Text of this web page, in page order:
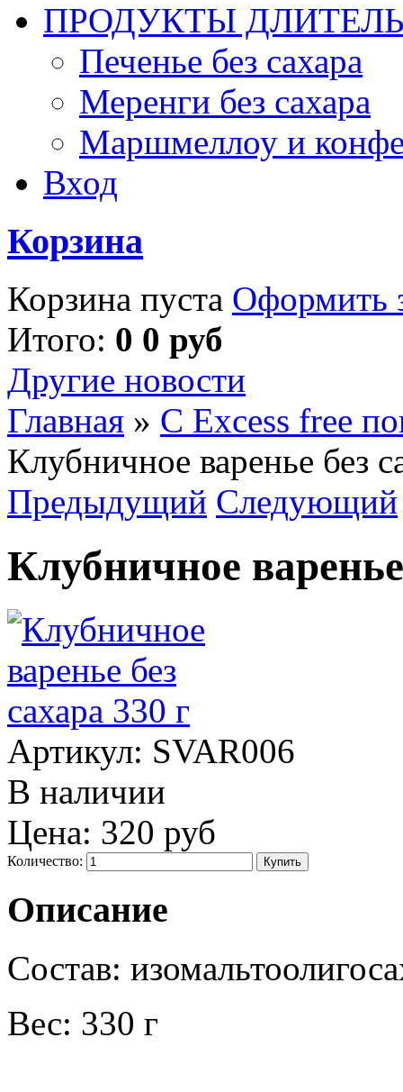
ПРОДУКТЫ
Печенье без сахара
Меренги без сахара
Маршмеллоу и
Вход
Корзина
Корзина пуста Оформить
Итого: 0 0 руб
Другие новости
Главная » С Excess free
Клубничное варенье без
Предыдущий Следующий
Клубничное
Артикул: SVAR006
В наличии
Цена: 320 руб
Количество:
Описание
Состав:
Вес: 330 г